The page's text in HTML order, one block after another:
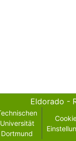
Eldorado -
Universität
Dortmund